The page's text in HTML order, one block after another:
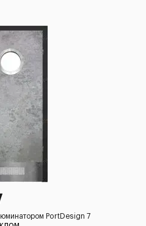
PortDesign 7